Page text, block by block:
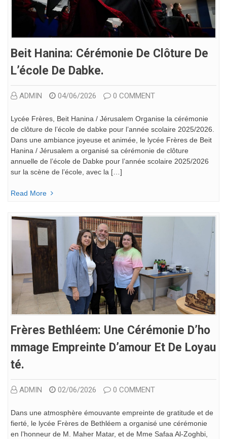
Beit Hanina: Cérémonie De Clôture De
L’école De Dabke.
ADMIN 04/06/2026 0 COMMENT
Lycée Frères, Beit Hanina / Jérusalem Organise la cérémonie
de clôture de l’école de dabke pour l’année scolaire 2025/2026.
Dans une ambiance joyeuse et animée, le lycée Frères de Beit
Hanina / Jérusalem a organisé sa cérémonie de clôture
annuelle de l’école de Dabke pour l’année scolaire 2025/2026
sur la scène de l’école, avec la […]
Read More
Frères Bethléem: Une Cérémonie D’ho
Mmage Empreinte D’amour Et De Loyau
Té.
ADMIN 02/06/2026 0 COMMENT
Dans une atmosphère émouvante empreinte de gratitude et de
fierté, le lycée Frères de Bethléem a organisé une cérémonie
en l’honneur de M. Maher Matar, et de Mme Safaa Al-Zoghbi,